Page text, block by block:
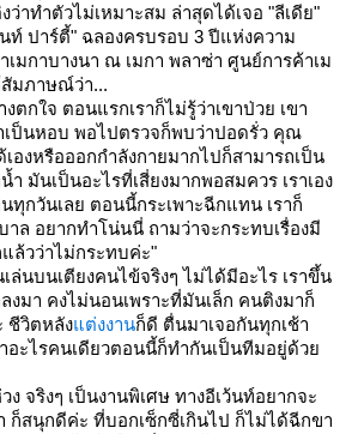
ว่าทำตัวไม่เหมาะสม ล่าสุดได้เจอ "ลีเดีย"
ท์ ปาร์ตี้" ฉลองครบรอบ 3 ปีแห่งความ
เมกาบางนา ณ เมกา พลาซ่า ศูนย์การค้าเม
สัมภาษณ์ว่า...
ตกใจ ตอนแรกเราก็ไม่รู้ว่าเขาป่วย เขา
เป็นหอบ พอไปตรวจก็พบว่าปอดรั่ว คุณ
องหรือออกกำลังกายมากไปก็สามารถเป็น
มันเป็นอะไรที่เสี่ยงมากพอสมควร เราเอง
ทุกวันเลย ตอนนี้กระเพาะฉีกแทน เราก็
าล อยากทำโน่นนี่ ถามว่าจะกระทบเรื่องมี
วว่าไม่กระทบค่ะ"
ล่นบนเตียงคนไข้จริงๆ ไม่ได้มีอะไร เราขึ้น
งมา คงไม่นอนเพราะที่มันเล็ก คนติงมาก็
ชีวิตหลังต่งงานก็ดี ตื่นมาเจอกันทุกเช้า
ะไรคนเดียวตอนนี้ก็ทำกันเป็นทีมอยู่ด้ว
ง จริงๆ เป็นงานพิเศษ ทางอีเว้นท์อยากจะ
สนุกดีค่ะ ที่บอกเซ็กซี่เกินไป ก็ไม่ได้ฉีกขา